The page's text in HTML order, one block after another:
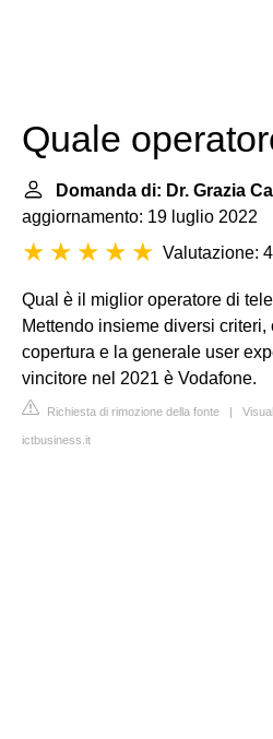
Quale
Domanda di: Dr. Grazia
aggiornamento: 19 luglio 2022
Valutazione:
Qual è il miglior operatore di
Mettendo insieme diversi
copertura e la generale user
vincitore nel 2021 è Vodafone.
Richiesta di rimozione della fonte |
ictbusiness.it